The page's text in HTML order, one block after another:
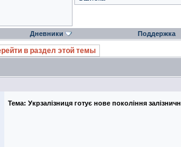
Дневники Поддержка
в раздел этой темы
Тема: Укрзалізниця готує нове покоління